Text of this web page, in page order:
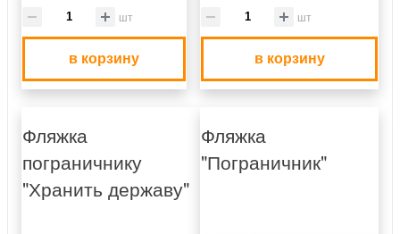
шт
в корзину
шт
в корзину
Фляжка
пограничнику
"Хранить державу"
Фляжка
"Пограничник"